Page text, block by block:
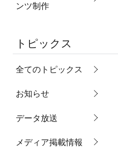
ンツ制作
トピックス
全てのトピックス
お知らせ
データ放送
メディア掲載情報